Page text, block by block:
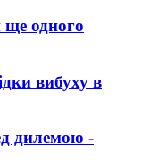
одного
вибуху в
дилемою -